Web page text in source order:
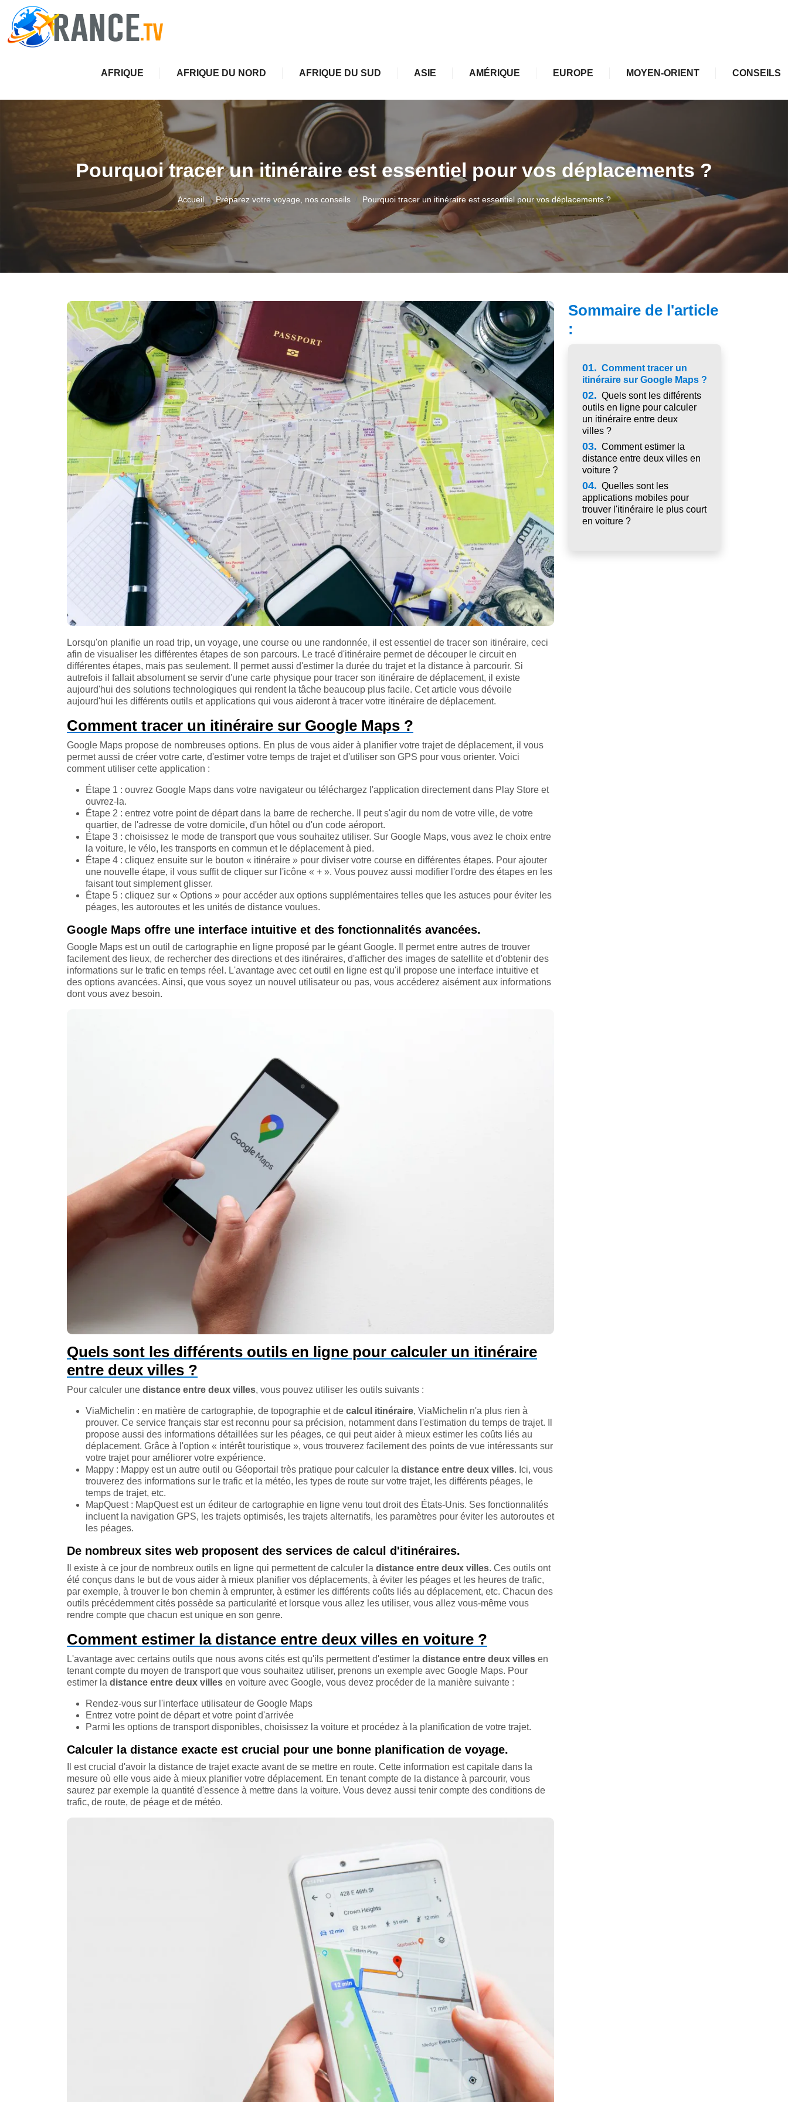
AFRIQUE AFRIQUE DU NORD AFRIQUE DU SUD ASIE AMÉRIQUE EUROPE MOYEN-ORIENT CONSEILS
Pourquoi tracer un itinéraire est essentiel pour vos déplacements ?
Accueil Préparez votre voyage, nos conseils Pourquoi tracer un itinéraire est essentiel pour vos déplacements ?
Lorsqu'on planifie un road trip, un voyage, une course ou une randonnée, il est essentiel de tracer son itinéraire, ceci
afin de visualiser les différentes étapes de son parcours. Le tracé d'itinéraire permet de découper le circuit en
différentes étapes, mais pas seulement. Il permet aussi d'estimer la durée du trajet et la distance à parcourir. Si
autrefois il fallait absolument se servir d'une carte physique pour tracer son itinéraire de déplacement, il existe
aujourd'hui des solutions technologiques qui rendent la tâche beaucoup plus facile. Cet article vous dévoile
aujourd'hui les différents outils et applications qui vous aideront à tracer votre itinéraire de déplacement.
Comment tracer un itinéraire sur Google Maps ?
Google Maps propose de nombreuses options. En plus de vous aider à planifier votre trajet de déplacement, il vous
permet aussi de créer votre carte, d'estimer votre temps de trajet et d'utiliser son GPS pour vous orienter. Voici
comment utiliser cette application :
Étape 1 : ouvrez Google Maps dans votre navigateur ou téléchargez l'application directement dans Play Store et
ouvrez-la.
Étape 2 : entrez votre point de départ dans la barre de recherche. Il peut s'agir du nom de votre ville, de votre
quartier, de l'adresse de votre domicile, d'un hôtel ou d'un code aéroport.
Étape 3 : choisissez le mode de transport que vous souhaitez utiliser. Sur Google Maps, vous avez le choix entre
la voiture, le vélo, les transports en commun et le déplacement à pied.
Étape 4 : cliquez ensuite sur le bouton « itinéraire » pour diviser votre course en différentes étapes. Pour ajouter
une nouvelle étape, il vous suffit de cliquer sur l'icône « + ». Vous pouvez aussi modifier l'ordre des étapes en les
faisant tout simplement glisser.
Étape 5 : cliquez sur « Options » pour accéder aux options supplémentaires telles que les astuces pour éviter les
péages, les autoroutes et les unités de distance voulues.
Google Maps offre une interface intuitive et des fonctionnalités avancées.
Google Maps est un outil de cartographie en ligne proposé par le géant Google. Il permet entre autres de trouver
facilement des lieux, de rechercher des directions et des itinéraires, d'afficher des images de satellite et d'obtenir des
informations sur le trafic en temps réel. L'avantage avec cet outil en ligne est qu'il propose une interface intuitive et
des options avancées. Ainsi, que vous soyez un nouvel utilisateur ou pas, vous accéderez aisément aux informations
dont vous avez besoin.
Quels sont les différents outils en ligne pour calculer un itinéraire
entre deux villes ?
Pour calculer une distance entre deux villes, vous pouvez utiliser les outils suivants :
ViaMichelin : en matière de cartographie, de topographie et de calcul itinéraire, ViaMichelin n'a plus rien à
prouver. Ce service français star est reconnu pour sa précision, notamment dans l'estimation du temps de trajet. Il
propose aussi des informations détaillées sur les péages, ce qui peut aider à mieux estimer les coûts liés au
déplacement. Grâce à l'option « intérêt touristique », vous trouverez facilement des points de vue intéressants sur
votre trajet pour améliorer votre expérience.
Mappy : Mappy est un autre outil ou Géoportail très pratique pour calculer la distance entre deux villes. Ici, vous
trouverez des informations sur le trafic et la météo, les types de route sur votre trajet, les différents péages, le
temps de trajet, etc.
MapQuest : MapQuest est un éditeur de cartographie en ligne venu tout droit des États-Unis. Ses fonctionnalités
incluent la navigation GPS, les trajets optimisés, les trajets alternatifs, les paramètres pour éviter les autoroutes et
les péages.
De nombreux sites web proposent des services de calcul d'itinéraires.
Il existe à ce jour de nombreux outils en ligne qui permettent de calculer la distance entre deux villes. Ces outils ont
été conçus dans le but de vous aider à mieux planifier vos déplacements, à éviter les péages et les heures de trafic,
par exemple, à trouver le bon chemin à emprunter, à estimer les différents coûts liés au déplacement, etc. Chacun des
outils précédemment cités possède sa particularité et lorsque vous allez les utiliser, vous allez vous-même vous
rendre compte que chacun est unique en son genre.
Comment estimer la distance entre deux villes en voiture ?
L'avantage avec certains outils que nous avons cités est qu'ils permettent d'estimer la distance entre deux villes en
tenant compte du moyen de transport que vous souhaitez utiliser, prenons un exemple avec Google Maps. Pour
estimer la distance entre deux villes en voiture avec Google, vous devez procéder de la manière suivante :
Rendez-vous sur l'interface utilisateur de Google Maps
Entrez votre point de départ et votre point d'arrivée
Parmi les options de transport disponibles, choisissez la voiture et procédez à la planification de votre trajet.
Calculer la distance exacte est crucial pour une bonne planification de voyage.
Il est crucial d'avoir la distance de trajet exacte avant de se mettre en route. Cette information est capitale dans la
mesure où elle vous aide à mieux planifier votre déplacement. En tenant compte de la distance à parcourir, vous
saurez par exemple la quantité d'essence à mettre dans la voiture. Vous devez aussi tenir compte des conditions de
trafic, de route, de péage et de météo.
Sommaire de l'article
:
01. Comment tracer un
itinéraire sur Google Maps ?
02. Quels sont les différents
outils en ligne pour calculer
un itinéraire entre deux
villes ?
03. Comment estimer la
distance entre deux villes en
voiture ?
04. Quelles sont les
applications mobiles pour
trouver l'itinéraire le plus court
en voiture ?